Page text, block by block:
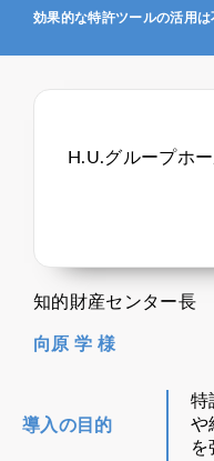
効果的な特許ツールの活用は
H.U.グループホ
知的財産センター長
向原 学 様
導入の目的
特
や
を